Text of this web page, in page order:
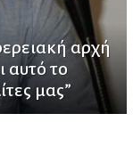
αρχή
αυτό το
μας”